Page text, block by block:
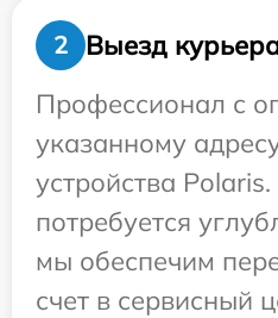
2
Выезд
Профессионал с
указанному
устройства
потребуется
мы обеспечим
счет в сервисный